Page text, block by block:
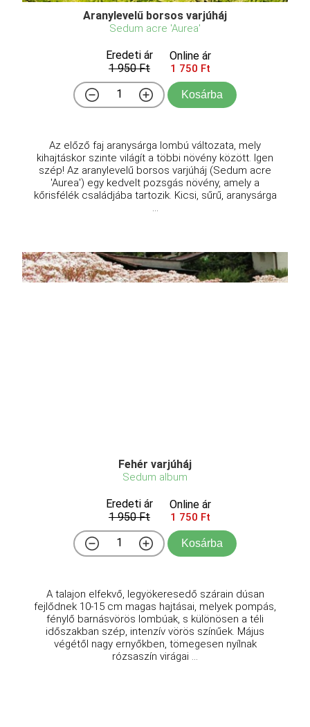
Aranylevelű borsos varjúháj
Sedum acre 'Aurea'
Eredeti ár
1 950 Ft
Online ár
1 750 Ft
Kosárba
Az előző faj aranysárga lombú változata, mely
kihajtáskor szinte világít a többi növény között. Igen
szép! Az aranylevelű borsos varjúháj (Sedum acre
'Aurea') egy kedvelt pozsgás növény, amely a
kőrisfélék családjába tartozik. Kicsi, sűrű, aranysárga
...
Fehér varjúháj
Sedum album
Eredeti ár
1 950 Ft
Online ár
1 750 Ft
Kosárba
A talajon elfekvő, legyökeresedő szárain dúsan
fejlődnek 10-15 cm magas hajtásai, melyek pompás,
fénylő barnásvörös lombúak, s különösen a téli
időszakban szép, intenzív vörös színűek. Május
végétől nagy ernyőkben, tömegesen nyílnak
rózsaszín virágai ...